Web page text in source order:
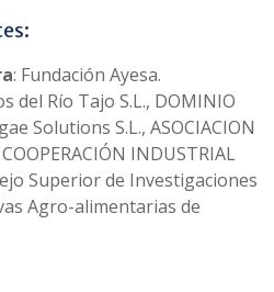
: Fundación Ayesa.
del Río Tajo S.L., DOMINIO
Solutions S.L., ASOCIACION
INDUSTRIAL
Superior de Investigaciones
Agro-alimentarias de